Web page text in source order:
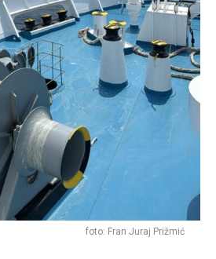
foto: Fran Juraj Prižmić